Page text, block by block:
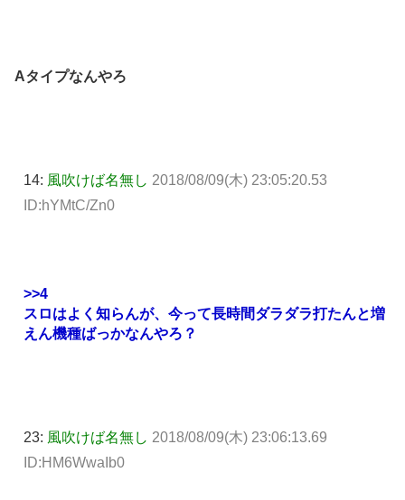
Aタイプなんやろ
14: 風吹けば名無し 2018/08/09(木) 23:05:20.53
ID:hYMtC/Zn0
>>4
スロはよく知らんが、今って長時間ダラダラ打たんと増
えん機種ばっかなんやろ？
23: 風吹けば名無し 2018/08/09(木) 23:06:13.69
ID:HM6WwaIb0